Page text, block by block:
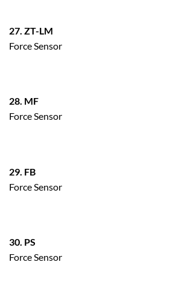
27. ZT-LM
Force Sensor
28. MF
Force Sensor
29. FB
Force Sensor
30. PS
Force Sensor